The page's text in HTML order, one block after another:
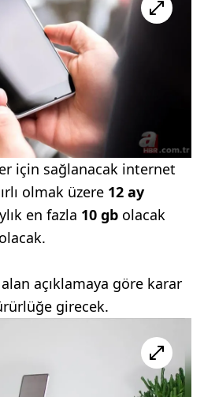
için sağlanacak internet
olmak üzere 12 ay
en fazla 10 gb olacak
açıklamaya göre karar
girecek.